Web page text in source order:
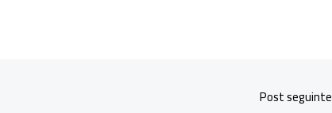
Post seguinte